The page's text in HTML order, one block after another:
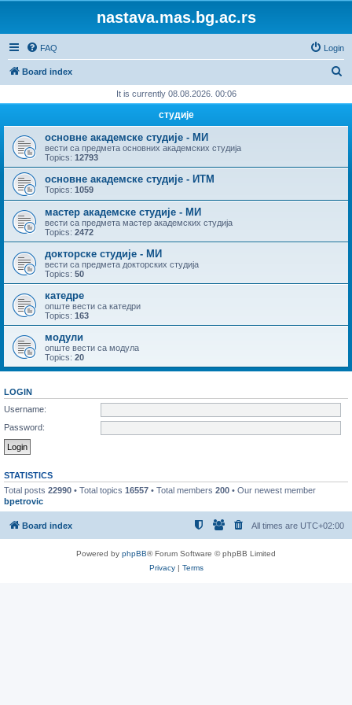
nastava.mas.bg.ac.rs
FAQ Login
Board index
r
h
It is currently 08.08.2026. 00:06
студије
основне академске студије - МИ
вести са предмета основних академских студија
Topics: 12793
основне академске студије - ИТМ
Topics: 1059
мастер академске студије - МИ
вести са предмета мастер академских студија
Topics: 2472
докторске студије - МИ
вести са предмета докторских студија
Topics: 50
катедре
опште вести са катедри
Topics: 163
модули
опште вести са модула
Topics: 20
LOGIN
Username:
Password:
STATISTICS
Total posts 22990 • Total topics 16557 • Total members 200 • Our newest member
bpetrovic
Board index All times are UTC+02:00
Powered by phpBB® Forum Software © phpBB Limited
Privacy| Terms